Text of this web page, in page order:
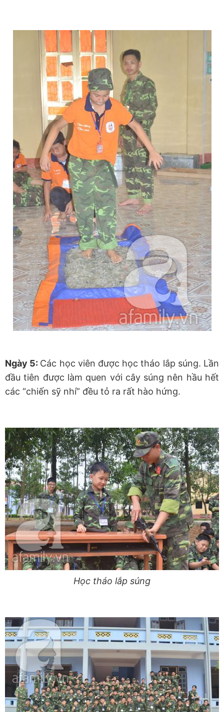
Ngày 5: Các học viên được học tháo lắp súng. Lần
đầu tiên được làm quen với cây súng nên hầu hết
các “chiến sỹ nhí” đều tỏ ra rất hào hứng.
Học tháo lắp súng